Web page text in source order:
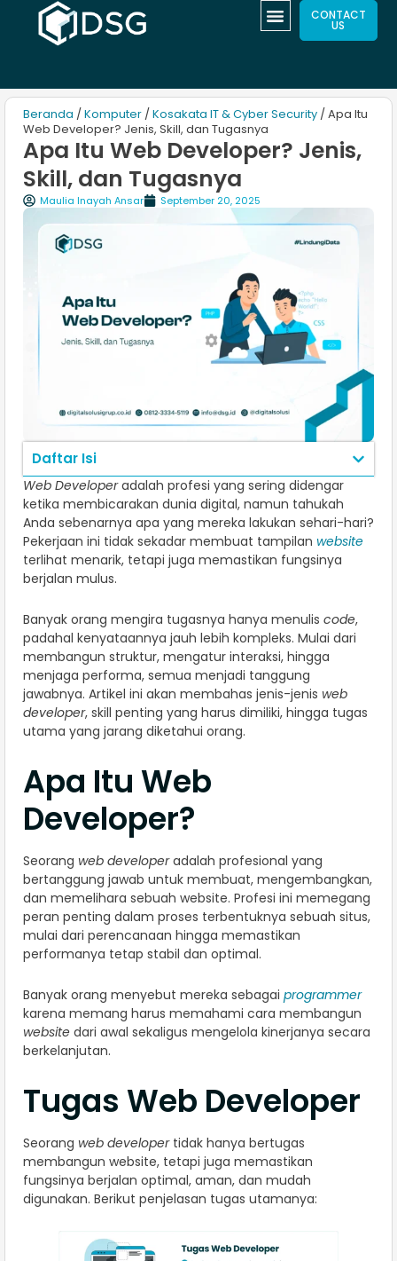
CONTACT
US
Beranda / Komputer / Kosakata IT & Cyber Security / Apa Itu
Web Developer? Jenis, Skill, dan Tugasnya
Apa Itu Web Developer? Jenis,
Skill, dan Tugasnya
Maulia Inayah Ansar September 20, 2025
Daftar Isi
Web Developeradalah profesi yang sering didengar
ketika membicarakan dunia digital, namun tahukah
Anda sebenarnya apa yang mereka lakukan sehari-hari?
Pekerjaan ini tidak sekadar membuat tampilan website
terlihat menarik, tetapi juga memastikan fungsinya
berjalan mulus.
Banyak orang mengira tugasnya hanya menulis code,
padahal kenyataannya jauh lebih kompleks. Mulai dari
membangun struktur, mengatur interaksi, hingga
menjaga performa, semua menjadi tanggung
jawabnya. Artikel ini akan membahas jenis-jenis web
developer, skill penting yang harus dimiliki, hingga tugas
utama yang jarang diketahui orang.
Apa Itu Web
Developer?
Seorang web developeradalah profesional yang
bertanggung jawab untuk membuat, mengembangkan,
dan memelihara sebuah website. Profesi ini memegang
peran penting dalam proses terbentuknya sebuah situs,
mulai dari perencanaan hingga memastikan
performanya tetap stabil dan optimal.
Banyak orang menyebut mereka sebagai programmer
karena memang harus memahami cara membangun
website dari awal sekaligus mengelola kinerjanya secara
berkelanjutan.
Tugas Web Developer
​​Seorang web developertidak hanya bertugas
membangun website, tetapi juga memastikan
fungsinya berjalan optimal, aman, dan mudah
digunakan. Berikut penjelasan tugas utamanya: